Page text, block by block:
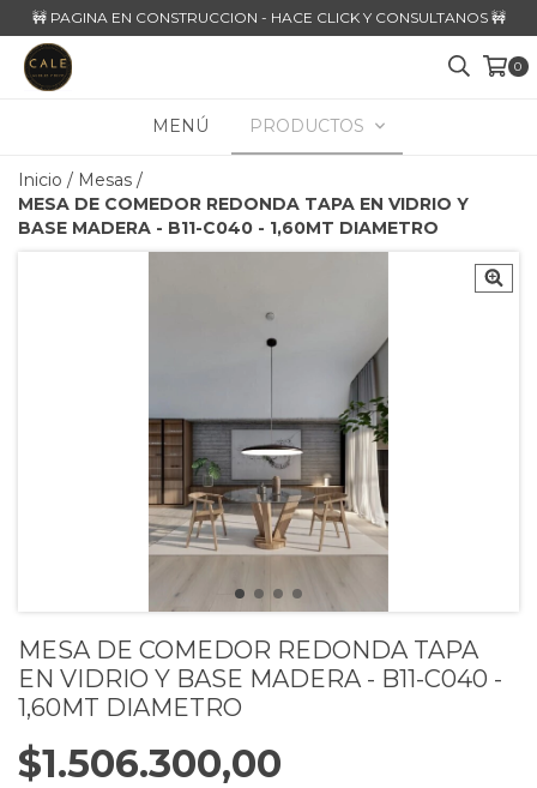
🚧 PAGINA EN CONSTRUCCION - HACE CLICK Y CONSULTANOS 🚧
0
MENÚ PRODUCTOS
Inicio / Mesas /
MESA DE COMEDOR REDONDA TAPA EN VIDRIO Y
BASE MADERA - B11-C040 - 1,60MT DIAMETRO
MESA DE COMEDOR REDONDA TAPA
EN VIDRIO Y BASE MADERA - B11-C040 -
1,60MT DIAMETRO
$1.506.300,00